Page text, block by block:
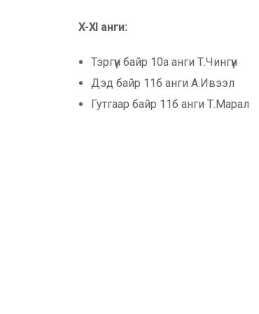
X-XI анги:
Тэргүүн байр 10а анги Т.Чингүүн
Дэд байр 11б анги А.Ивээл
Гутгаар байр 11б анги Т.Марал